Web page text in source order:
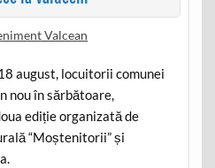
Valcean
august, locuitorii comunei
nou în sărbătoare,
ediție organizată de
“Moștenitorii” și